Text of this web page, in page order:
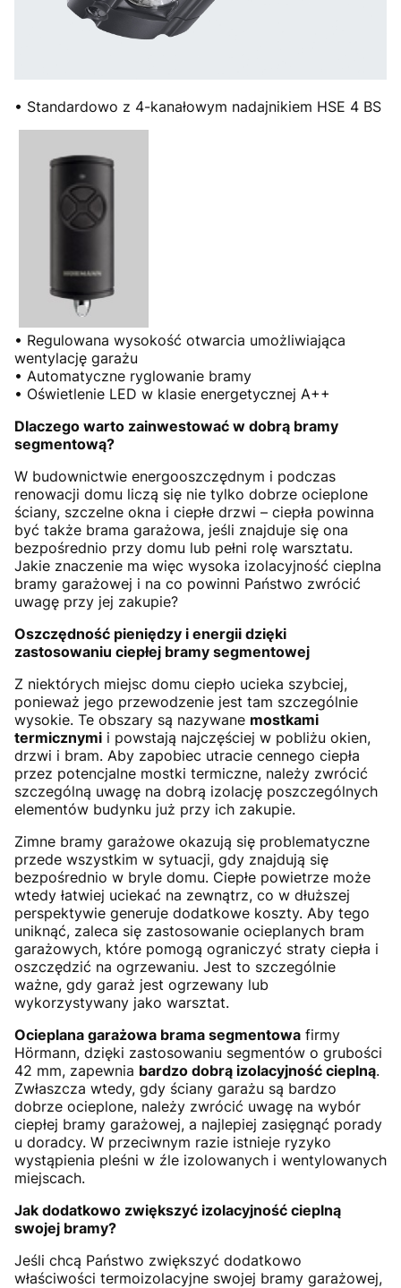
• Standardowo z 4-kanałowym nadajnikiem HSE 4 BS
• Regulowana wysokość otwarcia umożliwiająca
wentylację garażu
• Automatyczne ryglowanie bramy
• Oświetlenie LED w klasie energetycznej A++
Dlaczego warto zainwestować w dobrą bramy
segmentową?
W budownictwie energooszczędnym i podczas
renowacji domu liczą się nie tylko dobrze ocieplone
ściany, szczelne okna i ciepłe drzwi – ciepła powinna
być także brama garażowa, jeśli znajduje się ona
bezpośrednio przy domu lub pełni rolę warsztatu.
Jakie znaczenie ma więc wysoka izolacyjność cieplna
bramy garażowej i na co powinni Państwo zwrócić
uwagę przy jej zakupie?
Oszczędność pieniędzy i energii dzięki
zastosowaniu ciepłej bramy segmentowej
Z niektórych miejsc domu ciepło ucieka szybciej,
ponieważ jego przewodzenie jest tam szczególnie
wysokie. Te obszary są nazywane mostkami
termicznymi i powstają najczęściej w pobliżu okien,
drzwi i bram. Aby zapobiec utracie cennego ciepła
przez potencjalne mostki termiczne, należy zwrócić
szczególną uwagę na dobrą izolację poszczególnych
elementów budynku już przy ich zakupie.
Zimne bramy garażowe okazują się problematyczne
przede wszystkim w sytuacji, gdy znajdują się
bezpośrednio w bryle domu. Ciepłe powietrze może
wtedy łatwiej uciekać na zewnątrz, co w dłuższej
perspektywie generuje dodatkowe koszty. Aby tego
uniknąć, zaleca się zastosowanie ocieplanych bram
garażowych, które pomogą ograniczyć straty ciepła i
oszczędzić na ogrzewaniu. Jest to szczególnie
ważne, gdy garaż jest ogrzewany lub
wykorzystywany jako warsztat.
Ocieplana garażowa brama segmentowa firmy
Hörmann, dzięki zastosowaniu segmentów o grubości
42 mm, zapewnia bardzo dobrą izolacyjność cieplną.
Zwłaszcza wtedy, gdy ściany garażu są bardzo
dobrze ocieplone, należy zwrócić uwagę na wybór
ciepłej bramy garażowej, a najlepiej zasięgnąć porady
u doradcy. W przeciwnym razie istnieje ryzyko
wystąpienia pleśni w źle izolowanych i wentylowanych
miejscach.
Jak dodatkowo zwiększyć izolacyjność cieplną
swojej bramy?
Jeśli chcą Państwo zwiększyć dodatkowo
właściwości termoizolacyjne swojej bramy garażowej,